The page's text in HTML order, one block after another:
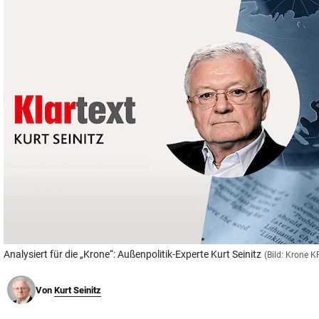
Analysiert für die „Krone“: Außenpolitik-Experte Kurt Seinitz (Bild: Krone
Von Kurt Seinitz